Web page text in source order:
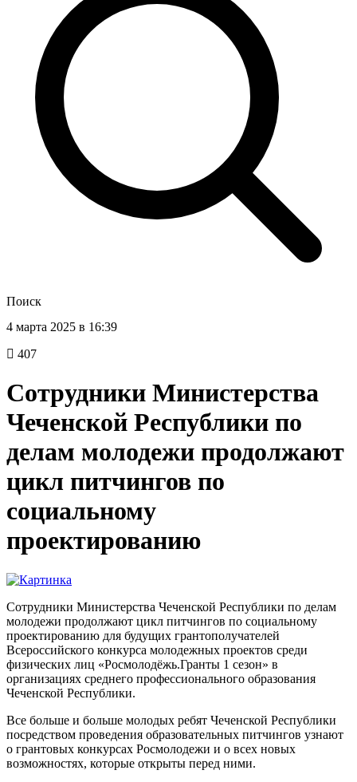
Поиск
4 марта 2025 в 16:39
407
Сотрудники Министерства
Чеченской Республики по
делам молодежи продолжают
цикл питчингов по
социальному
проектированию
Сотрудники Министерства Чеченской Республики по делам
молодежи продолжают цикл питчингов по социальному
проектированию для будущих грантополучателей
Всероссийского конкурса молодежных проектов среди
физических лиц «Росмолодёжь.Гранты 1 сезон» в
организациях среднего профессионального образования
Чеченской Республики.
Все больше и больше молодых ребят Чеченской Республики
посредством проведения образовательных питчингов узнают
о грантовых конкурсах Росмолодежи и о всех новых
возможностях, которые открыты перед ними.